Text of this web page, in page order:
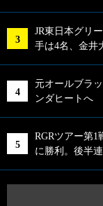
JR東日本グリ
手は4名、金井
元オールブラ
ンダヒートへ
RGRツアー第
に勝利。後半